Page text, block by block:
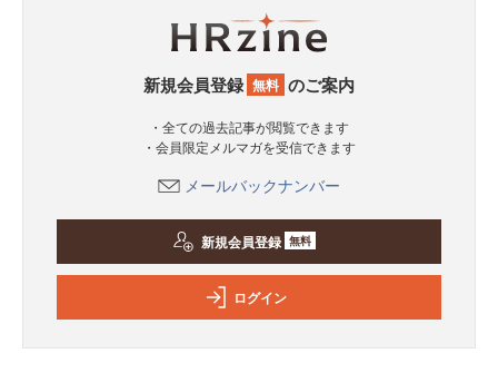
新規会員登録 無料 のご案内
・全ての過去記事が閲覧できます
・会員限定メルマガを受信できます
メールバックナンバー
新規会員登録 無料
ログイン